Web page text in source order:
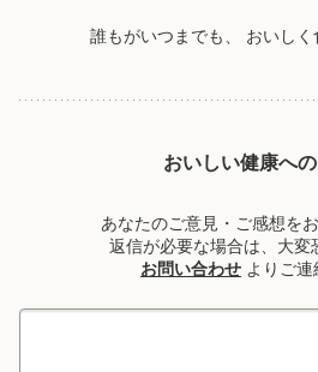
誰もがいつまでも、 おいし
おいしい健康へ
あなたのご意見・ご感想を
返信が必要な場合は、大変
お問い合わせ よりご